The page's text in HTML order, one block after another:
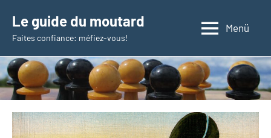
Inhalt
springen
Le guide du moutard
Faites confiance: méfiez-vous!
Menü